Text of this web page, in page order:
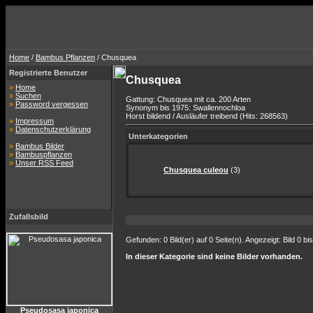
Home / Bambus Pflanzen / Chusquea
Registrierte Benutzer
» Home
» Suchen
» Password vergessen
» Impressum
» Datenschutzerklärung
» Bambus Bilder
» Bambuspflanzen
» Unser RSS Feed
Zufallsbild
Pseudosasa japonica
Chusquea
Gattung: Chusquea mit ca. 200 Arten
Synonym bis 1975: Swallennochloa
Horst bildend / Ausläufer treibend (Hits: 268563)
Unterkategorien
Chusquea culeou (3)
Gefunden: 0 Bild(er) auf 0 Seite(n). Angezeigt: Bild 0
In dieser Kategorie sind keine Bilder vorhanden.